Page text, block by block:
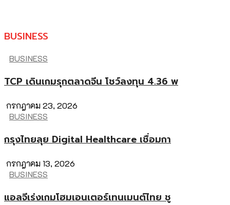
BUSINESS
BUSINESS
TCP เดินเกมรุกตลาดจีน โชว์ลงทุน 4.36 พ
กรกฎาคม 23, 2026
BUSINESS
กรุงไทยลุย Digital Healthcare เชื่อมกา
กรกฎาคม 13, 2026
BUSINESS
แอลจีเร่งเกมโฮมเอนเตอร์เทนเมนต์ไทย ชู